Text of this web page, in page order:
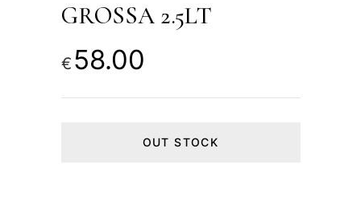
GROSSA 2.5LT
€ 58.00
OUT STOCK